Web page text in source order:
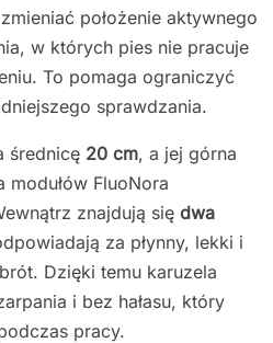
położenie aktywnego
w których pies nie pracuje
To pomaga ograniczyć
sprawdzania.
średnicę 20 cm, a jej górna
FluoNora
znajdują się dwa
za płynny, lekki i
Dzięki temu karuzela
i bez hałasu, który
pracy.